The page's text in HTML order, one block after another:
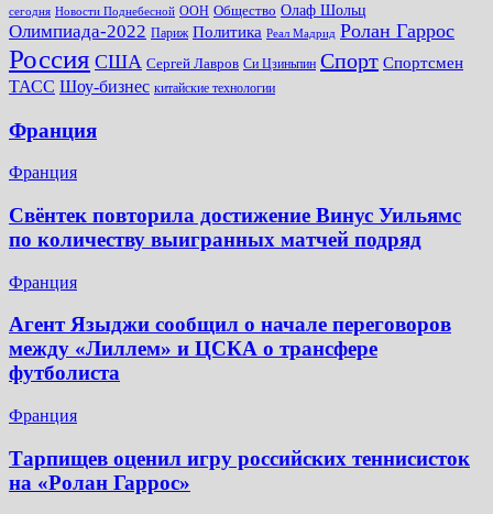
сегодня Новости Поднебесной ООН Общество Олаф Шольц
Олимпиада-2022 Париж Политика Реал Мадрид Ролан Гаррос
Россия США Сергей Лавров Си Цзиньпин Спорт Спортсмен
ТАСС Шоу-бизнес китайские технологии
Франция
Франция
Свёнтек повторила достижение Винус Уильямс
по количеству выигранных матчей подряд
Франция
Агент Языджи сообщил о начале переговоров
между «Лиллем» и ЦСКА о трансфере
футболиста
Франция
Тарпищев оценил игру российских теннисисток
на «Ролан Гаррос»